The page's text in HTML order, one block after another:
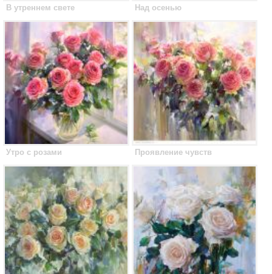
В утреннем свете Над осенью
Утро с розами Проявление чувств